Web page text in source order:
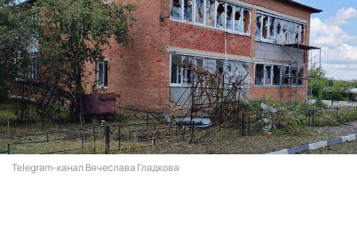
Telegram-канал Вячеслава Гладкова